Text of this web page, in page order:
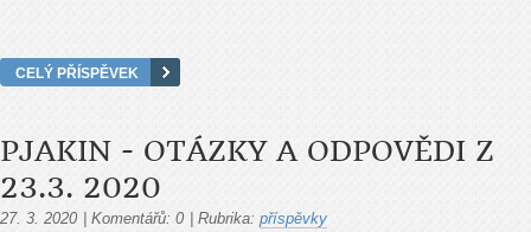
CELÝ PŘÍSPĚVEK
PJAKIN - OTÁZKY A ODPOVĚDI Z
23.3. 2020
27. 3. 2020 Komentářů: 0 Rubrika: příspěvky